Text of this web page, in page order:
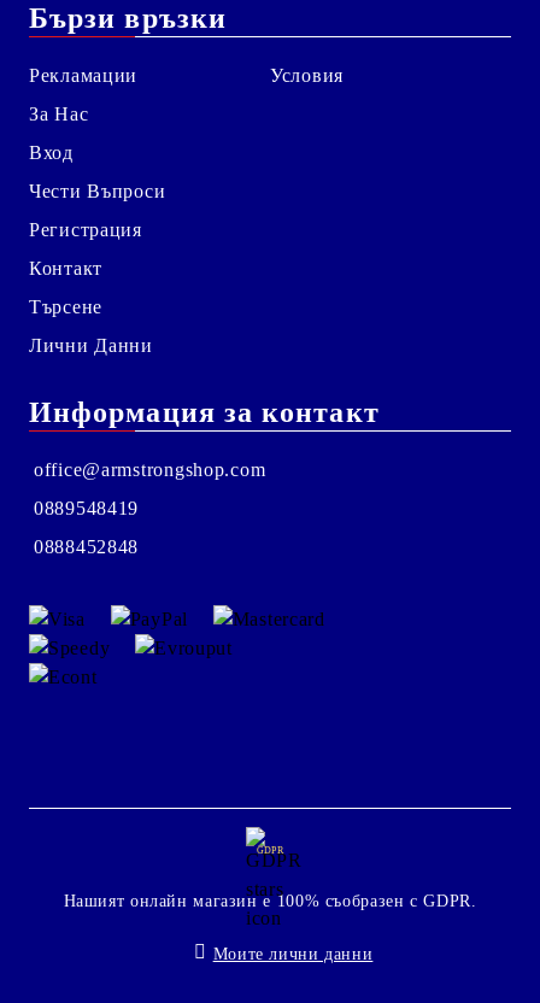
Бързи връзки
Рекламации
За Нас
Вход
Чести Въпроси
Регистрация
Контакт
Търсене
Лични Данни
Условия
Информация за контакт
office@armstrongshop.com
0889548419
0888452848
GDPR
Нашият онлайн магазин е 100% съобразен с GDPR.
Моите лични данни